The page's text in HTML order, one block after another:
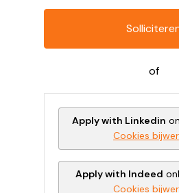
of
Apply with Linkedin
Cookies
Apply with Indeed
Cookies